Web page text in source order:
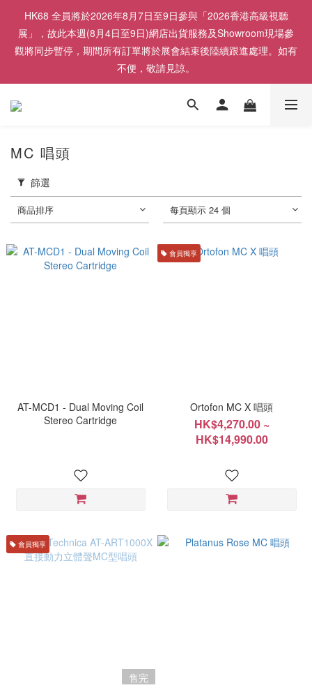
HK68 全員將於2026年8月7日至9日參與「2026香港高級視聽
展」，故此本週(8月4日至9日)網店出貨服務及Showroom現場參
觀將同步暫停，期間所有訂單將於展會結束後陸續跟進處理。如有
不便，敬請見諒。
MC 唱頭
篩選
商品排序 每頁顯示 24 個
AT-MCD1 - Dual Moving Coil
Stereo Cartridge
會員獨享
Ortofon MC X 唱頭
HK$4,270.00 ~
HK$14,990.00
會員獨享
售完